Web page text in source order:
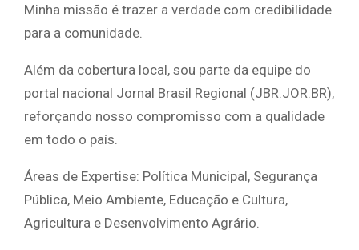
Minha missão é trazer a verdade com credibilidade
para a comunidade.
Além da cobertura local, sou parte da equipe do
portal nacional Jornal Brasil Regional (JBR.JOR.BR),
reforçando nosso compromisso com a qualidade
em todo o país.
Áreas de Expertise: Política Municipal, Segurança
Pública, Meio Ambiente, Educação e Cultura,
Agricultura e Desenvolvimento Agrário.